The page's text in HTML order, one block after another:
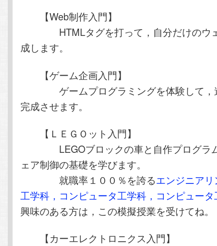
【Web制作入門】
HTMLタグを打って，自分だけのウェ
成します。
【ゲーム企画入門】
ゲームプログラミングを体験して，
完成させます。
【ＬＥＧＯット入門】
LEGOブロックの車と自作プログラム
ェア制御の基礎を学びます。
就職率１００％を誇るエンジニア
工学科，コンピュータ工学科，コンピュー
興味のある方は，この模擬授業を受けてね。
【カーエレクトロニクス入門】